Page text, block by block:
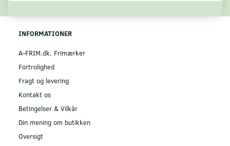
INFORMATIONER
A-FRIM.dk, Frimærker
Fortrolighed
Fragt og levering
Kontakt os
Betingelser & Vilkår
Din mening om butikken
Oversigt